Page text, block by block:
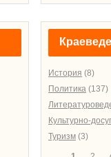
История (8)
Политика (137)
Культурно-
Туризм (3)